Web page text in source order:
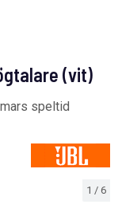
1 / 6
(vit)
speltid